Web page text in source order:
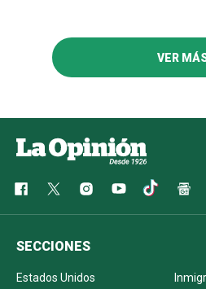
VER
SECCIONES
Estados Unidos